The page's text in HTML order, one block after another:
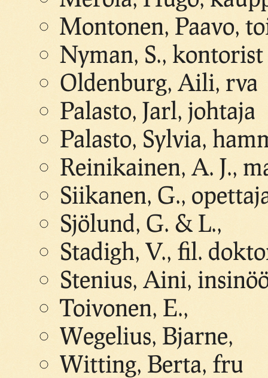
Montonen, Paavo,
Nyman, S., kontorist
Oldenburg, Aili, rva
Palasto, Jarl, johtaja
Palasto, Sylvia,
Reinikainen, A. J.,
Siikanen, G.,
Sjölund, G. & L.,
Stadigh, V., fil.
Stenius, Aini,
Toivonen, E.,
Wegelius, Bjarne,
Witting, Berta, fru